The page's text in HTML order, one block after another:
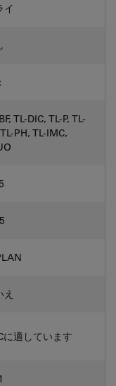
イ
TL-DIC, TL-P, TL-
TL-PH, TL-IMC,
え
に適しています